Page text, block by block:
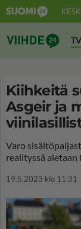
Suomi24 TV
Kiihkeitä
Asgeir ja
Varo
realityssä
19.5.2023 klo 11:31